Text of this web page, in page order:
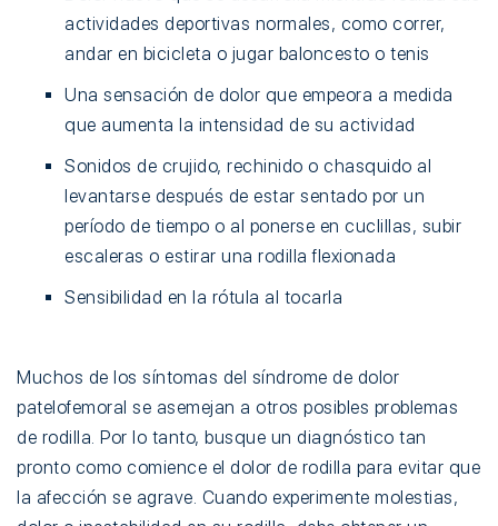
actividades deportivas normales, como correr,
andar en bicicleta o jugar baloncesto o tenis
Una sensación de dolor que empeora a medida
que aumenta la intensidad de su actividad
Sonidos de crujido, rechinido o chasquido al
levantarse después de estar sentado por un
período de tiempo o al ponerse en cuclillas, subir
escaleras o estirar una rodilla flexionada
Sensibilidad en la rótula al tocarla
Muchos de los síntomas del síndrome de dolor
patelofemoral se asemejan a otros posibles problemas
de rodilla. Por lo tanto, busque un diagnóstico tan
pronto como comience el dolor de rodilla para evitar que
la afección se agrave. Cuando experimente molestias,